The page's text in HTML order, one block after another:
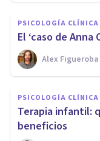
PSICOLOGÍA CLÍNICA
​El ‘caso de Anna
Alex Figueroba
PSICOLOGÍA CLÍNICA
​Terapia infantil:
beneficios